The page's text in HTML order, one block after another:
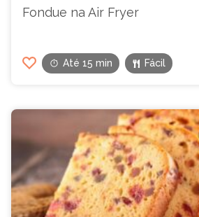
Fondue na Air Fryer
Até 15 min Fácil